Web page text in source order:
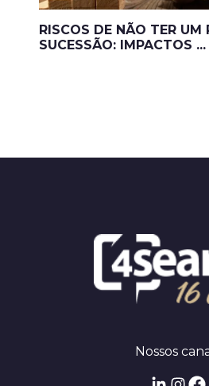
RISCOS DE NÃO TER UM
SUCESSÃO: IMPACTOS ...
Nossos